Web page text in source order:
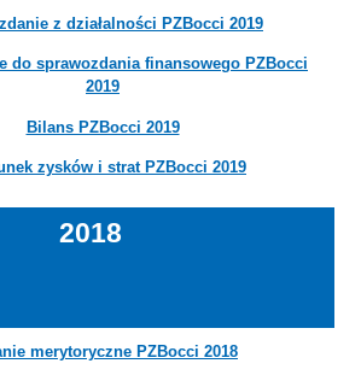
z działalności PZBocci 2019
do sprawozdania finansowego PZBocci
2019
Bilans PZBocci 2019
zysków i strat PZBocci 2019
merytoryczne PZBocci 2018
2018